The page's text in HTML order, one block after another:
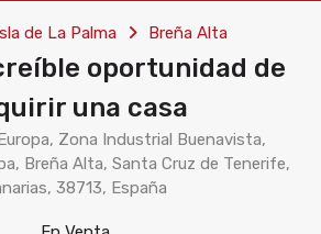
de La Palma Breña Alta
oportunidad de
una casa
Zona Industrial Buenavista,
Breña Alta, Santa Cruz de Tenerife,
38713, España